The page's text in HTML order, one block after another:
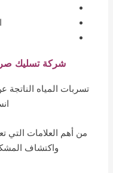
شركة تسليك صرف
تسربات المياه الناتجة
من أهم العلامات التي
واكتشاف المشكلة